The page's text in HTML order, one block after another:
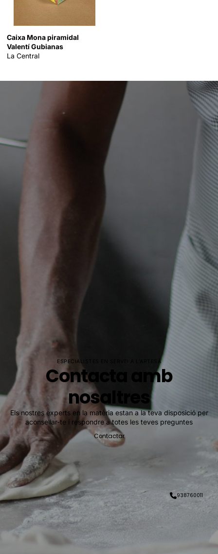
938760011
Caixa Mona piramidal
Valentí Gubianas
La Central
ESPECIALISTES EN SERVEI A L'ARTESÀ
Contacta amb
nosaltres
Els nostres experts en la matèria estan a la teva disposició per
aconsellar-te i respondre a totes les teves preguntes
Contactar